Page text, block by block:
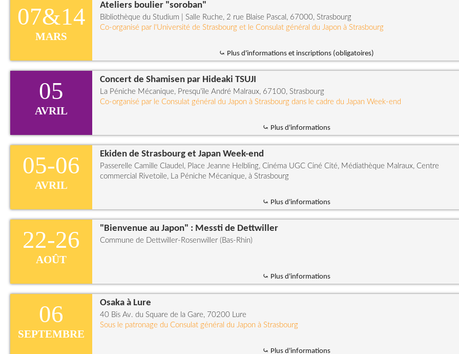
07&14
MARS
Ateliers boulier "soroban"
Bibliothèque du Studium | Salle Ruche, 2 rue Blaise Pascal, 67000, Strasbourg
Co-organisé par l'Université de Strasbourg et le Consulat général du Japon à Strasbourg
⤿ Plus d'informations et inscriptions (obligatoires)
05
AVRIL
Concert de Shamisen par Hideaki TSUJI
La Péniche Mécanique, Presqu’île André Malraux, 67100, Strasbourg
Co-organisé par le Consulat général du Japon à Strasbourg dans le cadre du Japan Week-end
⤿ Plus d'informations
05-06
AVRIL
Ekiden de Strasbourg et Japan Week-end
Passerelle Camille Claudel, Place Jeanne Helbling, Cinéma UGC Ciné Cité, Médiathèque Malraux, Centre
commercial Rivetoile, La Péniche Mécanique, à Strasbourg
⤿ Plus d'informations
22-26
AOÛT
"Bienvenue au Japon" : Messti de Dettwiller
Commune de Dettwiller-Rosenwiller (Bas-Rhin)
⤿ Plus d'informations
06
SEPTEMBRE
Osaka à Lure
40 Bis Av. du Square de la Gare, 70200 Lure
Sous le patronage du Consulat général du Japon à Strasbourg
⤿ Plus d'informations